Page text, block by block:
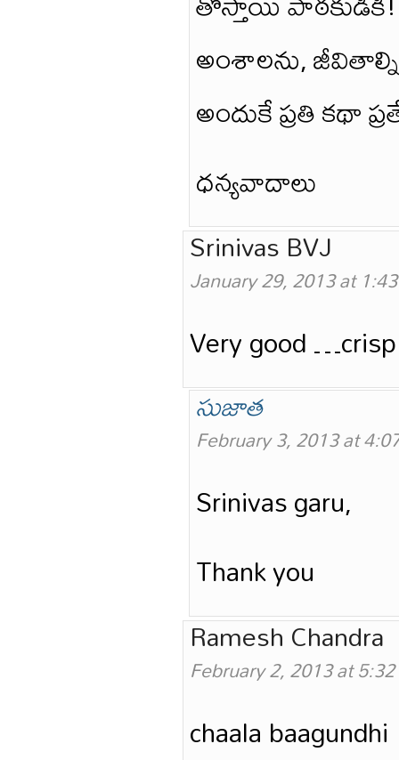
అంశాలను, జీవితాల్ని
అందుకే ప్రతి కథా
ధన్యవాదాలు
Srinivas BVJ
January 29, 2013 at
Very good
సుజాత
February 3, 2013 at
Srinivas garu,
Thank you
Ramesh Chandra
February 2, 2013 at
chaala baagundhi